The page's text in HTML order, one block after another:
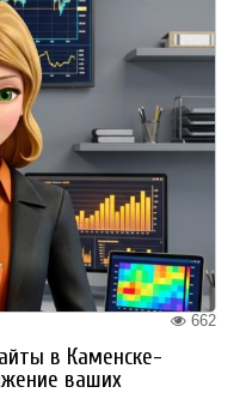
662
в Каменске-
ваших